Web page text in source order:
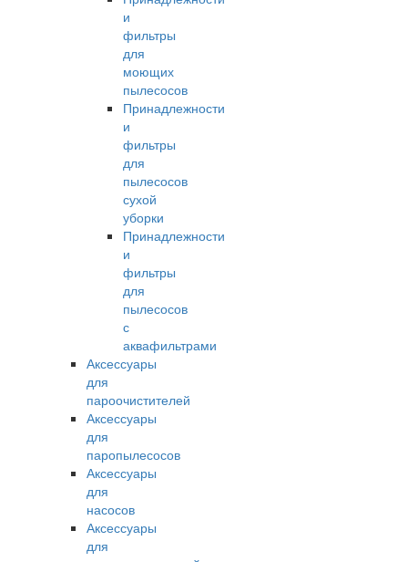
и
фильтры
для
моющих
пылесосов
Принадлежности
и
фильтры
для
пылесосов
сухой
уборки
Принадлежности
и
фильтры
для
пылесосов
с
аквафильтрами
Аксессуары
для
пароочистителей
Аксессуары
для
паропылесосов
Аксессуары
для
насосов
Аксессуары
для